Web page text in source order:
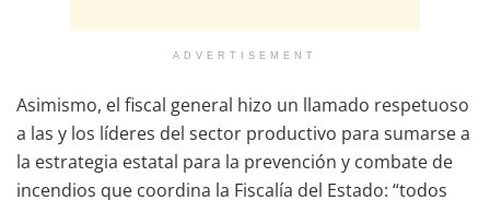
ADVERTISEMENT
Asimismo, el fiscal general hizo un llamado respetuoso
a las y los líderes del sector productivo para sumarse a
la estrategia estatal para la prevención y combate de
incendios que coordina la Fiscalía del Estado: “todos